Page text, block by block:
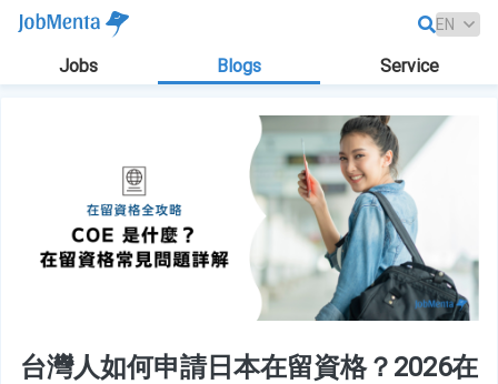
Jobs Blogs Service
台灣人如何申請日本在留資格？2026在